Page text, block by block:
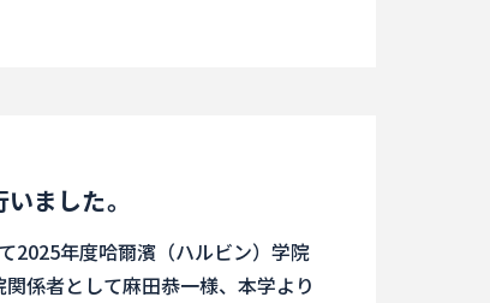
ました。
2025年度哈爾濱（ハルビン）学院
係者として麻田恭一様、本学より